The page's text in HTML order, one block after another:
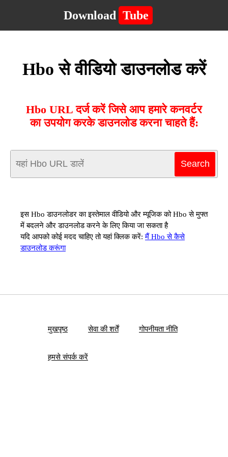
Download Tube
Hbo से वीडियो डाउनलोड करें
Hbo URL दर्ज करें जिसे आप हमारे कनवर्टर
का उपयोग करके डाउनलोड करना चाहते हैं:
इस Hbo डाउनलोडर का इस्तेमाल वीडियो और म्यूजिक को Hbo से मुफ्त
में बदलने और डाउनलोड करने के लिए किया जा सकता है
यदि आपको कोई मदद चाहिए तो यहां क्लिक करें:मैं Hbo से कैसे
डाउनलोड करूंगा
मुखपृष्ठ सेवा की शर्तें गोपनीयता नीति
हमसे संपर्क करें